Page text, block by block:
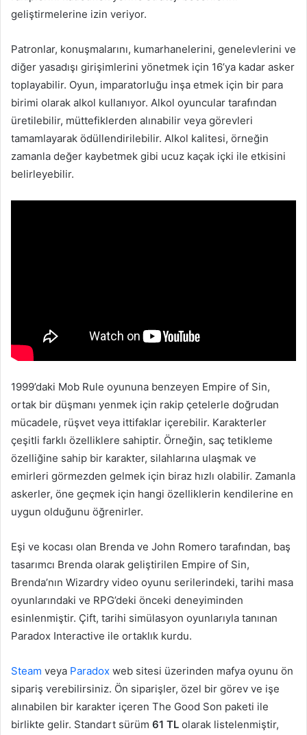
geliştirmelerine izin veriyor.
Patronlar, konuşmalarını, kumarhanelerini, genelevlerini ve
diğer yasadışı girişimlerini yönetmek için 16’ya kadar asker
toplayabilir. Oyun, imparatorluğu inşa etmek için bir para
birimi olarak alkol kullanıyor. Alkol oyuncular tarafından
üretilebilir, müttefiklerden alınabilir veya görevleri
tamamlayarak ödüllendirilebilir. Alkol kalitesi, örneğin
zamanla değer kaybetmek gibi ucuz kaçak içki ile etkisini
belirleyebilir.
1999’daki Mob Rule oyununa benzeyen Empire of Sin,
ortak bir düşmanı yenmek için rakip çetelerle doğrudan
mücadele, rüşvet veya ittifaklar içerebilir. Karakterler
çeşitli farklı özelliklere sahiptir. Örneğin, saç tetikleme
özelliğine sahip bir karakter, silahlarına ulaşmak ve
emirleri görmezden gelmek için biraz hızlı olabilir. Zamanla
askerler, öne geçmek için hangi özelliklerin kendilerine en
uygun olduğunu öğrenirler.
Eşi ve kocası olan Brenda ve John Romero tarafından, baş
tasarımcı Brenda olarak geliştirilen Empire of Sin,
Brenda’nın Wizardry video oyunu serilerindeki, tarihi masa
oyunlarındaki ve RPG’deki önceki deneyiminden
esinlenmiştir. Çift, tarihi simülasyon oyunlarıyla tanınan
Paradox Interactive ile ortaklık kurdu.
Steam veya Paradox web sitesi üzerinden mafya oyunu ön
sipariş verebilirsiniz. Ön siparişler, özel bir görev ve işe
alınabilen bir karakter içeren The Good Son paketi ile
birlikte gelir. Standart sürüm 61 TL olarak listelenmiştir,